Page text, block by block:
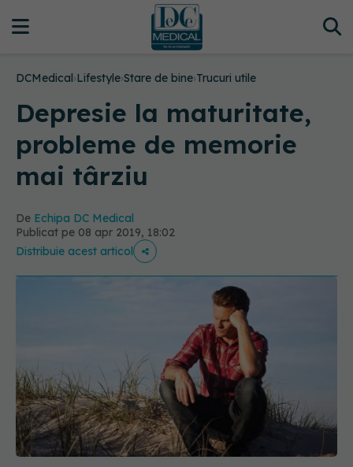
DCMedical›Lifestyle›Stare de bine›Trucuri utile
Depresie la maturitate,
probleme de memorie
mai târziu
De Echipa DC Medical
Publicat pe 08 apr 2019, 18:02
Distribuie acest articol